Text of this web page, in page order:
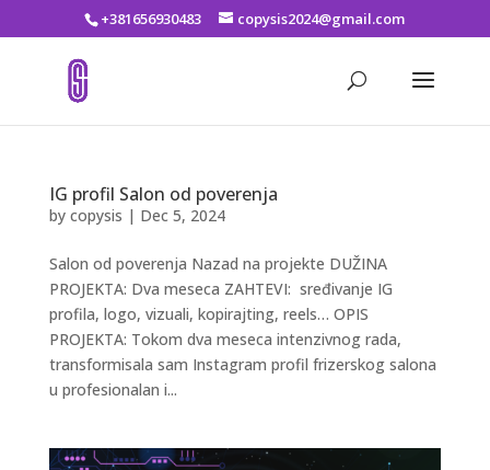
+381656930483 copysis2024@gmail.com
IG profil Salon od poverenja
by copysis | Dec 5, 2024
Salon od poverenja Nazad na projekte DUŽINA
PROJEKTA: Dva meseca ZAHTEVI: sređivanje IG
profila, logo, vizuali, kopirajting, reels… OPIS
PROJEKTA: Tokom dva meseca intenzivnog rada,
transformisala sam Instagram profil frizerskog salona
u profesionalan i...